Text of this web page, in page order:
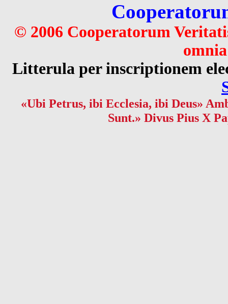
© 2006 Cooperatorum
Litterula per inscriptionem
«Ubi Petrus, ibi Ecclesia, ibi Deus»
Sunt.» Divus Pius X